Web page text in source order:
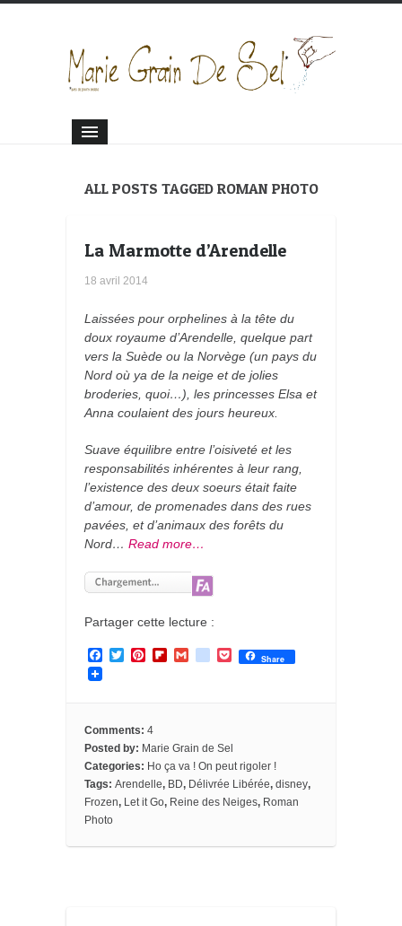
ALL POSTS TAGGED ROMAN PHOTO
La Marmotte d’Arendelle
18 avril 2014
Laissées pour orphelines à la tête du
doux royaume d’Arendelle, quelque part
vers la Suède ou la Norvège (un pays du
Nord où ya de la neige et de jolies
broderies, quoi…), les princesses Elsa et
Anna coulaient des jours heureux.
Suave équilibre entre l’oisiveté et les
responsabilités inhérentes à leur rang,
l’existence des deux soeurs était faite
d’amour, de promenades dans des rues
pavées, et d’animaux des forêts du
Nord… Read more…
Partager cette lecture :
F
o
k
T
e
r
P
r
e
s
t
F
a
r
d
b
o
o
k
P
o
Share
Comments: 4
Posted by: Marie Grain de Sel
Categories: Ho ça va ! On peut rigoler !
Tags: Arendelle, BD, Délivrée Libérée, disney,
Frozen, Let it Go, Reine des Neiges, Roman
Photo